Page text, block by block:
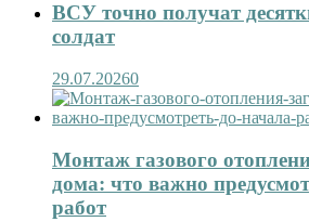
ВСУ точно получат
солдат
29.07.20260
Монтаж газового
дома: что важно
работ